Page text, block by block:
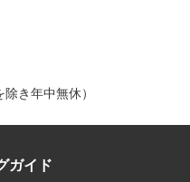
き年中無休）
ガイド